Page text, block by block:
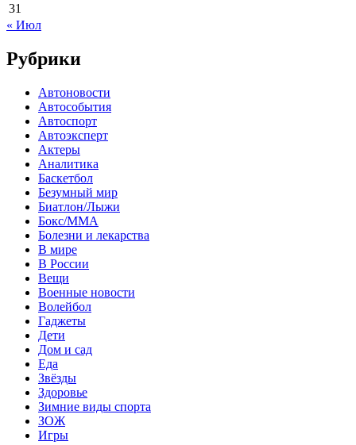
31
« Июл
Рубрики
Автоновости
Автособытия
Автоспорт
Автоэксперт
Актеры
Аналитика
Баскетбол
Безумный мир
Биатлон/Лыжи
Бокс/MMA
Болезни и лекарства
В мире
В России
Вещи
Военные новости
Волейбол
Гаджеты
Дети
Дом и сад
Еда
Звёзды
Здоровье
Зимние виды спорта
ЗОЖ
Игры